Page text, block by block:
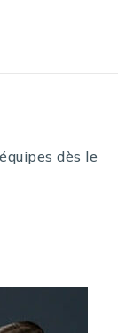
dès le